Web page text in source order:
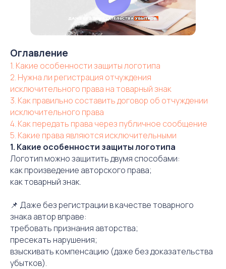
Оглавление
1. Какие особенности защиты логотипа
2. Нужна ли регистрация отчуждения
исключительного права на товарный знак
3. Как правильно составить договор об отчуждении
исключительного права
4. Как передать права через публичное сообщение
5. Какие права являются исключительными
1. Какие особенности защиты логотипа
Логотип можно защитить двумя способами:
как произведение авторского права;
как товарный знак.
📌 Даже без регистрации в качестве товарного
знака автор вправе:
требовать признания авторства;
пресекать нарушения;
взыскивать компенсацию (даже без доказательства
убытков).